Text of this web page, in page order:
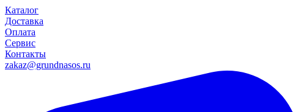
Каталог
Доставка
Оплата
Сервис
Контакты
zakaz@grundnasos.ru